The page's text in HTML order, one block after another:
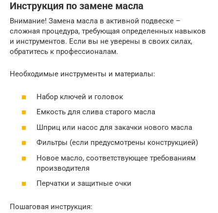
Инструкция по замене масла
Внимание! Замена масла в активной подвеске –
сложная процедура, требующая определенных навыков
и инструментов. Если вы не уверены в своих силах,
обратитесь к профессионалам.
Необходимые инструменты и материалы:
Набор ключей и головок
Емкость для слива старого масла
Шприц или насос для закачки нового масла
Фильтры (если предусмотрены конструкцией)
Новое масло, соответствующее требованиям
производителя
Перчатки и защитные очки
Пошаговая инструкция: